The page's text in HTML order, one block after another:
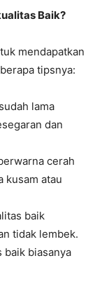
Baik?
mendapatkan
tipsnya:
lama
dan
cerah
kusam atau
baik
tidak lembek.
baik biasanya